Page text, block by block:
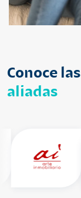
Conoce las
aliadas